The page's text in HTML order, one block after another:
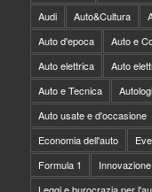
Audi
Auto&Cultura
Auto d'epoca
Auto e
Auto elettrica
Auto
Auto e Tecnica
Auto usate e d'occasione
Economia dell'auto
Formula 1